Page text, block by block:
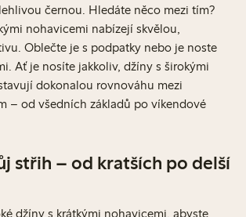
černou. Hledáte něco mezi tím?
nohavicemi nabízejí skvělou,
Oblečte je s podpatky nebo je noste
Ať je nosíte jakkoliv, džíny s širokými
dokonalou rovnováhu mezi
– od všedních základů po víkendové
střih – od kratších po delší
džíny s krátkými nohavicemi, abyste